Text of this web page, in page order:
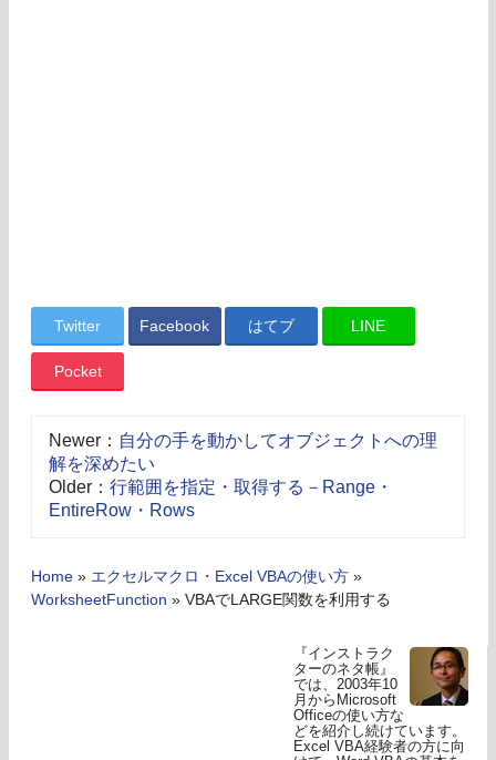
Twitter Facebook はてブ LINE
Pocket
Newer： 自分の手を動かしてオブジェクトへの理
解を深めたい
Older： 行範囲を指定・取得する－Range・
EntireRow・Rows
Home » エクセルマクロ・Excel VBAの使い方 »
WorksheetFunction » VBAでLARGE関数を利用する
『インストラク
ターのネタ帳』
では、2003年10
月からMicrosoft
Officeの使い方な
どを紹介し続けています。
Excel VBA経験者の方に向